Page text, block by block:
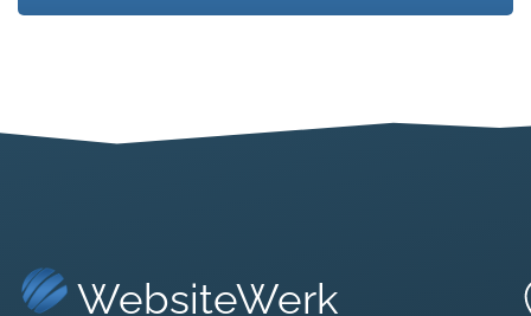
WebsiteWerk